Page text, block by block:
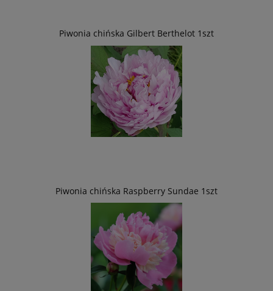
Piwonia chińska Gilbert Berthelot 1szt
Piwonia chińska Raspberry Sundae 1szt